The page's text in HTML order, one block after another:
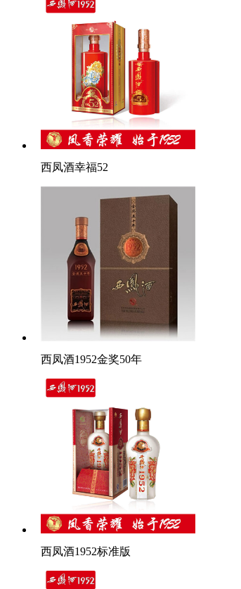
西凤酒幸福52
西凤酒1952金奖50年
西凤酒1952标准版